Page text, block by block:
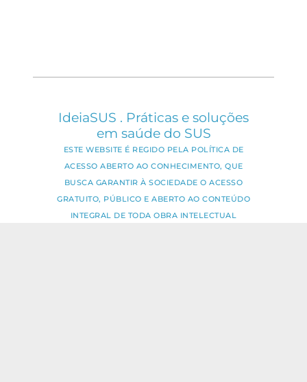
IdeiaSUS . Práticas e soluções
em saúde do SUS
ESTE WEBSITE É REGIDO PELA POLÍTICA DE
ACESSO ABERTO AO CONHECIMENTO, QUE
BUSCA GARANTIR À SOCIEDADE O ACESSO
GRATUITO, PÚBLICO E ABERTO AO CONTEÚDO
INTEGRAL DE TODA OBRA INTELECTUAL